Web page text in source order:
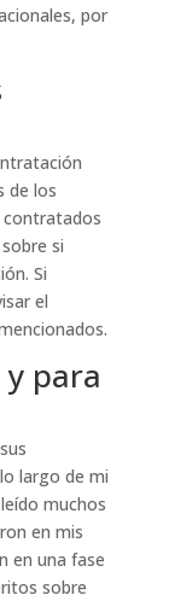
por
de los
contratados
si
Si
el
para
largo de mi
muchos
en mis
en una fase
sobre